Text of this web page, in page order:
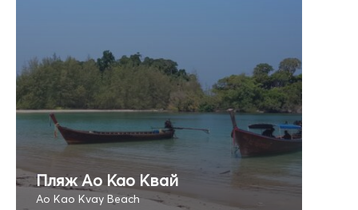
Пляж Ао Као Квай
Ao Kao Kvay Beach